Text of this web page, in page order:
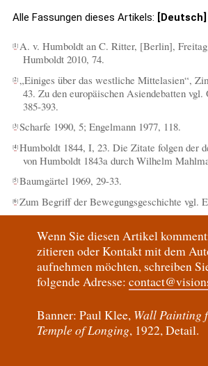
Alle Fassungen dieses Artikels: [Deutsch]
[1 ] A. v. Humboldt an C. Ritter, [Berlin],
Humboldt 2010, 74.
[2] „Einiges über das westliche Mittelasien“,
43. Zu den europäischen Asiendebatten vgl.
385-393.
[3] Scharfe 1990, 5; Engelmann 1977, 118.
[4] Humboldt 1844, I, 23. Die Zitate folgen der
von Humboldt 1843a durch Wilhelm
[5] Baumgärtel 1969, 29-33.
[6] Zum Begriff der Bewegungsgeschichte vgl.
Wenn Sie diesen Artikel
zitieren oder Kontakt mit dem
aufnehmen möchten, schreiben
folgende Adresse:
Banner: Paul Klee, Wall Painting
Temple of Longing, 1922, Detail.